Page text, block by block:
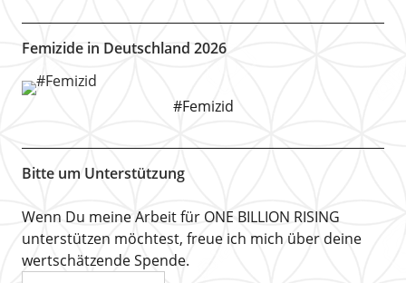
Femizide in Deutschland 2026
#Femizid
Bitte um Unterstützung
Wenn Du meine Arbeit für ONE BILLION RISING
unterstützen möchtest, freue ich mich über deine
wertschätzende Spende.